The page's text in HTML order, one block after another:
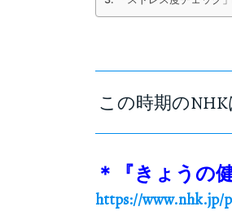
この時期の
＊『きょうの
https://www.nhk.jp/